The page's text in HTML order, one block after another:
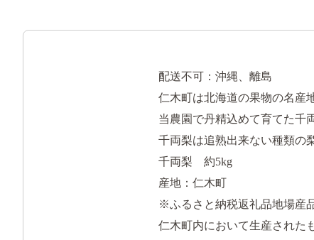
配送不可：沖縄、離島
仁木町は北海道の果物の名産
当農園で丹精込めて育てた千
千両梨は追熟出来ない種類の
千両梨 約5kg
産地：仁木町
※ふるさと納税返礼品地場産
仁木町内において生産された